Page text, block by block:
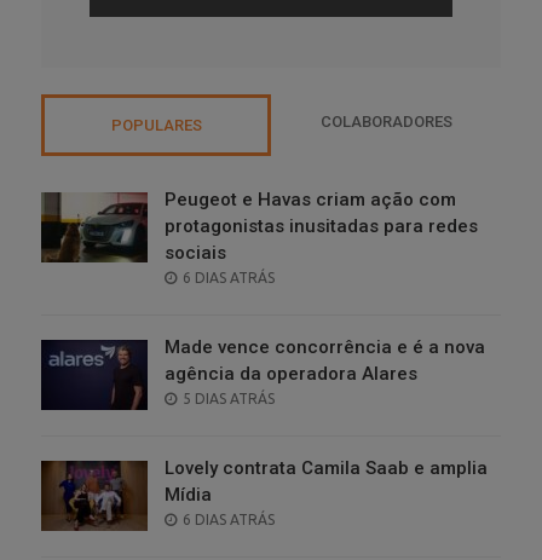
POPULARES COLABORADORES
Peugeot e Havas criam ação com
protagonistas inusitadas para redes
sociais
POSTED
6 DIAS ATRÁS
Made vence concorrência e é a nova
agência da operadora Alares
POSTED
5 DIAS ATRÁS
Lovely contrata Camila Saab e amplia
Mídia
POSTED
6 DIAS ATRÁS